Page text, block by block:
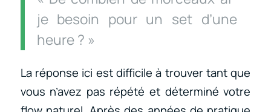
je besoin pour un set d’une
heure ? »
La réponse ici est difficile à trouver tant que
vous n’avez pas répété et déterminé votre